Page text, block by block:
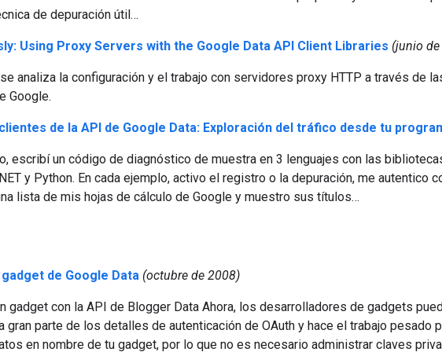
de depuración útil…
Using Proxy Servers with the Google Data API Client Libraries (junio
analiza la configuración y el trabajo con servidores proxy HTTP a través de
Google.
de la API de Google Data: Exploración del tráfico desde tu
escribí un código de diagnóstico de muestra en 3 lenguajes con las
y Python. En cada ejemplo, activo el registro o la depuración, me autentico
lista de mis hojas de cálculo de Google y muestro sus títulos…
de Google Data (octubre de 2008)
gadget con la API de Blogger Data Ahora, los desarrolladores de gadgets
gran parte de los detalles de autenticación de OAuth y hace el trabajo pesado
en nombre de tu gadget, por lo que no es necesario administrar claves